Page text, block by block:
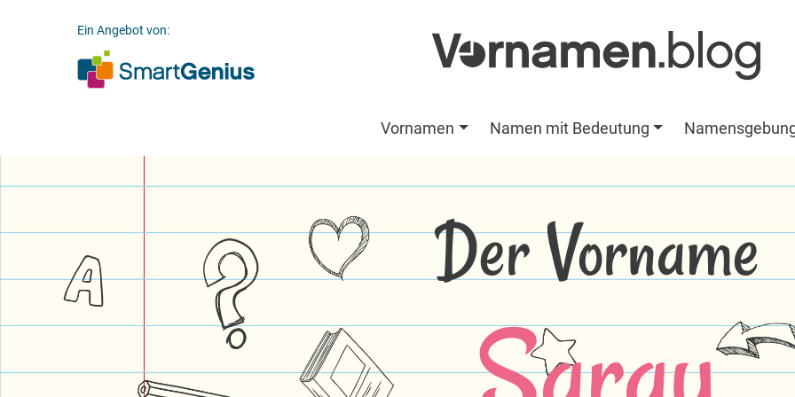
Ein Angebot von:
Vornamen Namen mit Bedeutung
Der Vorname